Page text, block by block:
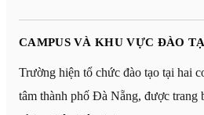
CAMPUS VÀ KHU VỰC ĐÀO
Trường hiện tổ chức đào tạo tại hai
tâm thành phố Đà Nẵng, được trang